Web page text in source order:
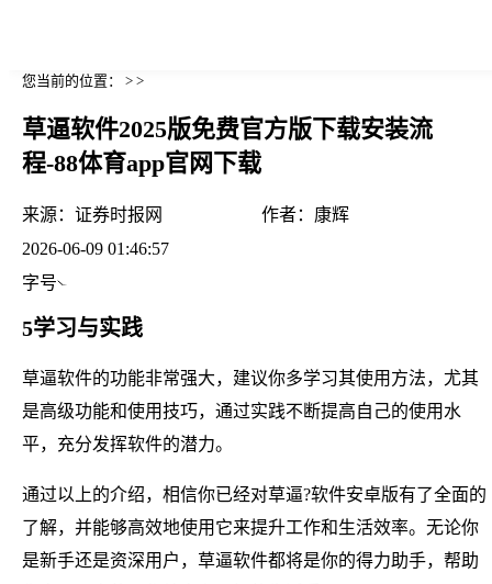
您当前的位置： > >
草逼软件2025版免费官方版下载安装流
程-88体育app官网下载
来源： 证券时报网 作者： 康辉
2026-06-09 01:46:57
字号
5学习与实践
草逼软件的功能非常强大，建议你多学习其使用方法，尤其
是高级功能和使用技巧，通过实践不断提高自己的使用水
平，充分发挥软件的潜力。
通过以上的介绍，相信你已经对草逼?软件安卓版有了全面的
了解，并能够高效地使用它来提升工作和生活效率。无论你
是新手还是资深用户，草逼软件都将是你的得力助手，帮助